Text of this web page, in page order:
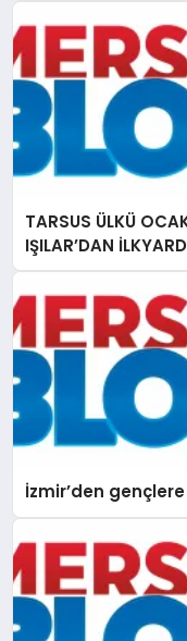
TARSUS ÜLKÜ
IŞILAR’DAN
FİDAN’A ZİYARET
İzmir’den